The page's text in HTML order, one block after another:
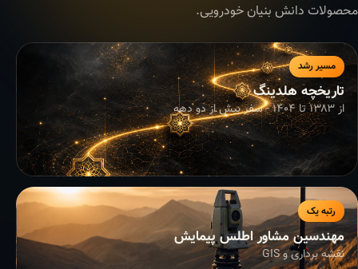
محصولات دانش بنیان خودرویی.
مسیر رشد
تاریخچه هلدینگ
از ۱۳۸۳ تا ۱۴۰۴ - سفر بیش از دو دهه
رتبه یک
مهندسین مشاور اطلس پیمایش
نقشه برداری و GIS